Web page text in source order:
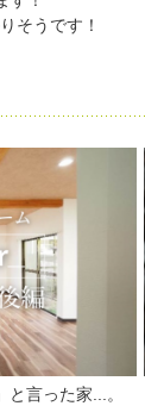
そうです！
言った家...。